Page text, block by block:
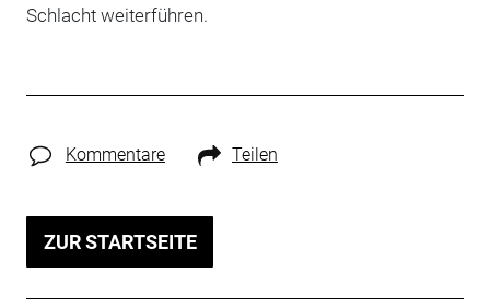
Schlacht weiterführen.
Kommentare Teilen
ZUR STARTSEITE